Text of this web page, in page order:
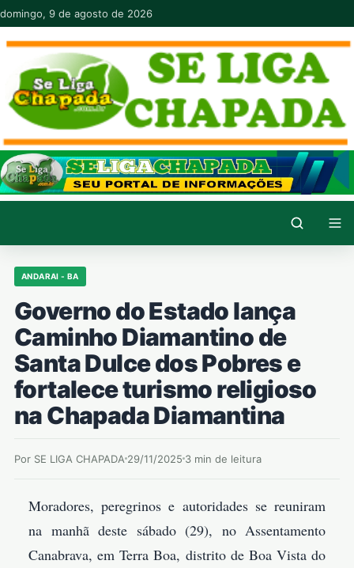
Pular para o conteúdo
domingo, 9 de agosto de 2026
ANDARAI - BA
Governo do Estado lança
Caminho Diamantino de
Santa Dulce dos Pobres e
fortalece turismo religioso
na Chapada Diamantina
Por SE LIGA CHAPADA 29/11/2025 3 min de leitura
Moradores, peregrinos e autoridades se reuniram
na manhã deste sábado (29), no Assentamento
Canabrava, em Terra Boa, distrito de Boa Vista do